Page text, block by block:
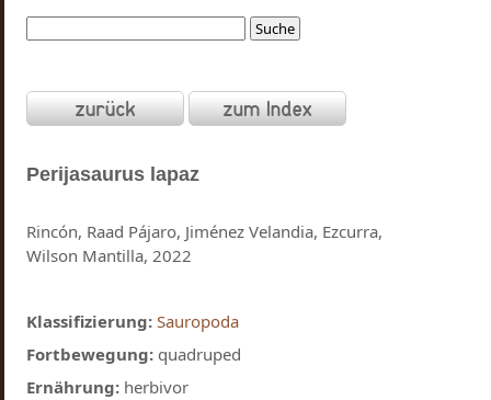
Perijasaurus lapaz
Rincón, Raad Pájaro, Jiménez Velandia, Ezcurra,
Wilson Mantilla, 2022
Klassifizierung: Sauropoda
Fortbewegung: quadruped
Ernährung: herbivor